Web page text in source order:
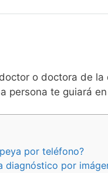
o doctora de
persona te guiará
por teléfono?
diagnóstico por